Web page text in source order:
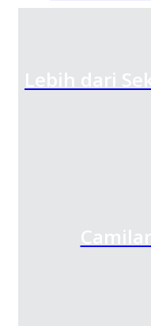
Lebih dari